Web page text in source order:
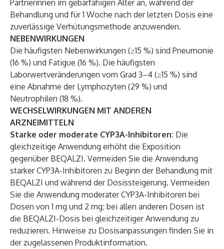
Partnerinnen im gebärfähigen Alter an, während der
Behandlung und für 1 Woche nach der letzten Dosis eine
zuverlässige Verhütungsmethode anzuwenden.
NEBENWIRKUNGEN
Die häufigsten Nebenwirkungen (≥15 %) sind Pneumonie
(16 %) und Fatigue (16 %). Die häufigsten
Laborwertveränderungen vom Grad 3–4 (≥15 %) sind
eine Abnahme der Lymphozyten (29 %) und
Neutrophilen (18 %).
WECHSELWIRKUNGEN MIT ANDEREN
ARZNEIMITTELN
Starke oder moderate CYP3A-Inhibitoren: Die
gleichzeitige Anwendung erhöht die Exposition
gegenüber BEQALZI. Vermeiden Sie die Anwendung
starker CYP3A-Inhibitoren zu Beginn der Behandlung mit
BEQALZI und während der Dosissteigerung. Vermeiden
Sie die Anwendung moderater CYP3A-Inhibitoren bei
Dosen von 1 mg und 2 mg; bei allen anderen Dosen ist
die BEQALZI-Dosis bei gleichzeitiger Anwendung zu
reduzieren. Hinweise zu Dosisanpassungen finden Sie in
der zugelassenen Produktinformation.